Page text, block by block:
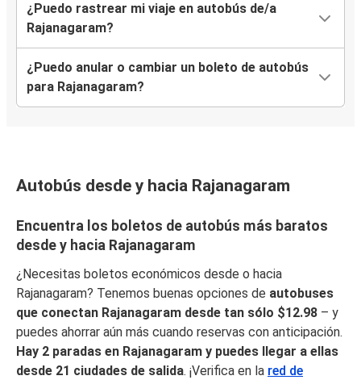
¿Puedo rastrear mi viaje en autobús de/a
Rajanagaram?
¿Puedo anular o cambiar un boleto de autobús
para Rajanagaram?
Autobús desde y hacia Rajanagaram
Encuentra los boletos de autobús más baratos
desde y hacia Rajanagaram
¿Necesitas boletos económicos desde o hacia
Rajanagaram? Tenemos buenas opciones de autobuses
que conectan Rajanagaram desde tan sólo $12.98 – y
puedes ahorrar aún más cuando reservas con anticipación.
Hay 2 paradas en Rajanagaram y puedes llegar a ellas
desde 21 ciudades de salida. ¡Verifica en la red de